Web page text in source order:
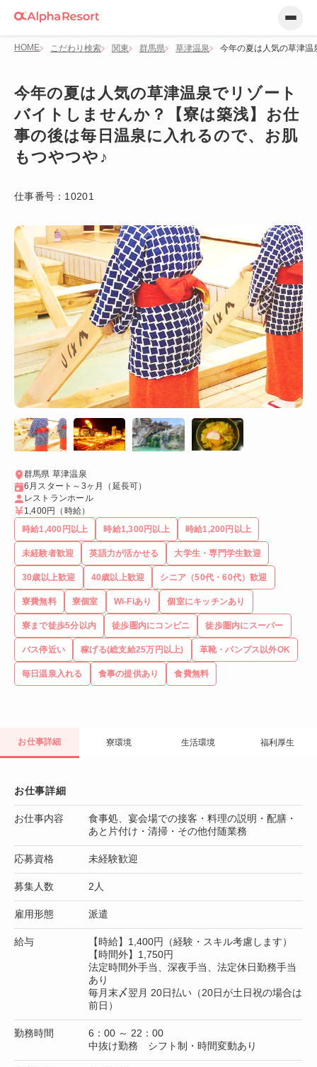
HOME こだわり検索 関東 群馬県 草津温泉 今年の夏は人気の草津温
今年の夏は人気の草津温泉でリゾート
バイトしませんか？【寮は築浅】お仕
事の後は毎日温泉に入れるので、お肌
もつやつや♪
仕事番号： 10201
群馬県 草津温泉
6月スタート～3ヶ月（延長可）
レストランホール
1,400円 （時給）
時給1,400円以上
時給1,300円以上 時給1,200円以上
未経験者歓迎 英語力が活かせる 大学生・専門学生歓迎
30歳以上歓迎 40歳以上歓迎 シニア（50代・60代）歓迎
寮費無料 寮個室 Wi-Fiあり 個室にキッチンあり
寮まで徒歩5分以内 徒歩圏内にコンビニ 徒歩圏内にスーパー
バス停近い 稼げる(総支給25万円以上) 革靴・パンプス以外OK
毎日温泉入れる 食事の提供あり 食費無料
お仕事詳細 寮環境 生活環境 福利厚生
お仕事詳細
お仕事内容
食事処、宴会場での接客・料理の説明・配膳・
あと片付け・清掃・その他付随業務
応募資格 未経験歓迎
募集人数 2人
雇用形態 派遣
給与
【時給】1,400円（経験・スキル考慮します）
【時間外】1,750円
法定時間外手当、深夜手当、法定休日勤務手当
あり
毎月末〆翌月 20日払い（20日が土日祝の場合は
前日）
勤務時間
6：00 ～ 22：00
中抜け勤務 シフト制・時間変動あり